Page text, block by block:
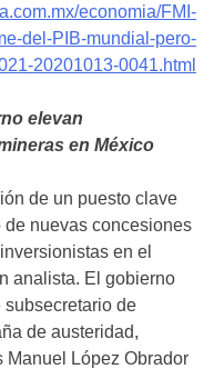
economia/FMI-
del-PIB-mundial-pero-
20201013-0041.html
elevan
en México
de un puesto clave
nuevas concesiones
en el
analista. El gobierno
de
de austeridad,
Manuel López Obrador